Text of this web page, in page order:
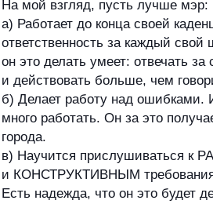
На мой взгляд, пусть лучше мэр:
а) Работает до конца своей
ответственность за каждый свой
он это делать умеет: отвечать за
и действовать больше, чем
б) Делает работу над ошибками.
много работать. Он за это
города.
в) Научится прислушиваться к
и КОНСТРУКТИВНЫМ
Есть надежда, что он это будет